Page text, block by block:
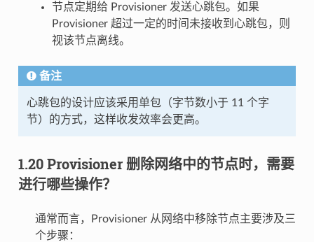
节点定期给 Provisioner 发送心跳包。如果
Provisioner 超过一定的时间未接收到心跳包，则
视该节点离线。
备注
心跳包的设计应该采用单包（字节数小于 11 个字
节）的方式，这样收发效率会更高。
1.20 Provisioner 删除网络中的节点时，需要
进行哪些操作？
通常而言，Provisioner 从网络中移除节点主要涉及三
个步骤：